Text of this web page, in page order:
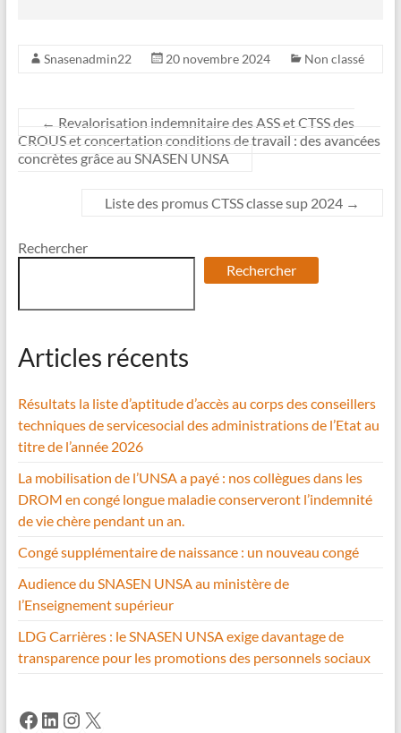
Snasenadmin22 20 novembre 2024 Non classé
← Revalorisation indemnitaire des ASS et CTSS des
CROUS et concertation conditions de travail : des avancées
concrètes grâce au SNASEN UNSA
Liste des promus CTSS classe sup 2024 →
Rechercher
Rechercher
Articles récents
Résultats la liste d’aptitude d’accès au corps des conseillers
techniques de servicesocial des administrations de l’Etat au
titre de l’année 2026
La mobilisation de l’UNSA a payé : nos collègues dans les
DROM en congé longue maladie conserveront l’indemnité
de vie chère pendant un an.
Congé supplémentaire de naissance : un nouveau congé
Audience du SNASEN UNSA au ministère de
l’Enseignement supérieur
LDG Carrières : le SNASEN UNSA exige davantage de
transparence pour les promotions des personnels sociaux
Facebook
LinkedIn
Instagram
X